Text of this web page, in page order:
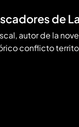
de
autor de la
conflicto